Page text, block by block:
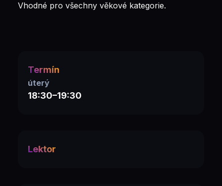
Vhodné pro všechny věkové kategorie.
Termín
úterý
18:30–19:30
Lektor